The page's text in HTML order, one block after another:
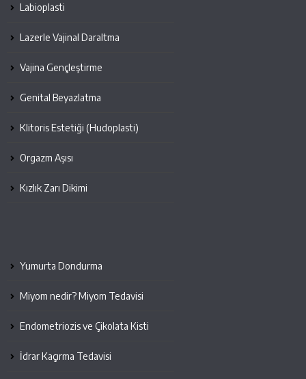
Labioplasti
Lazerle Vajinal Daraltma
Vajina Gençleştirme
Genital Beyazlatma
Klitoris Estetiği (Hudoplasti)
Orgazm Aşısı
Kızlık Zarı Dikimi
Yumurta Dondurma
Miyom nedir? Miyom Tedavisi
Endometriozis ve Çikolata Kisti
İdrar Kaçırma Tedavisi